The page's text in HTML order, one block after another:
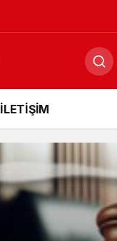
İLETİŞİM
Gündüz Modu
Gündüz modunu seçin.